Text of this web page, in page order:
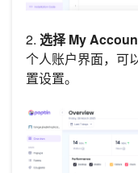
2. 选择 My
个人账户界面，可
置设置。